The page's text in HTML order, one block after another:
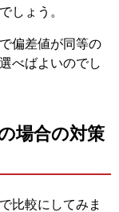
しょう。
偏差値が同等の
べばよいのでし
場合の対策
比較にしてみま